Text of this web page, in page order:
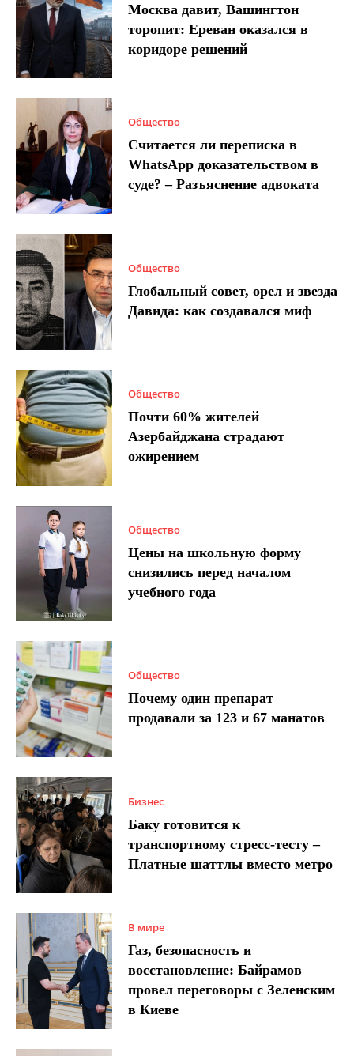
Москва давит, Вашингтон
торопит: Ереван оказался в
коридоре решений
Общество
Считается ли переписка в
WhatsApp доказательством в
суде? – Разъяснение адвоката
Общество
Глобальный совет, орел и звезда
Давида: как создавался миф
Общество
Почти 60% жителей
Азербайджана страдают
ожирением
Общество
Цены на школьную форму
снизились перед началом
учебного года
Общество
Почему один препарат
продавали за 123 и 67 манатов
Бизнес
Баку готовится к
транспортному стресс-тесту –
Платные шаттлы вместо метро
В мире
Газ, безопасность и
восстановление: Байрамов
провел переговоры с Зеленским
в Киеве